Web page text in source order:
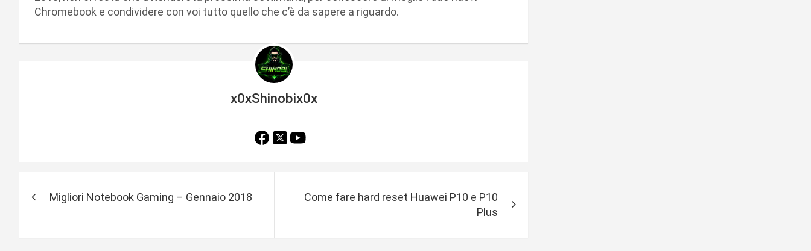
Chromebook e condividere con voi tutto quello che c’è da sapere a riguardo.
x0xShinobix0x
v
Migliori Notebook Gaming – Gennaio 2018
Come fare hard reset Huawei P10 e P10
Plus